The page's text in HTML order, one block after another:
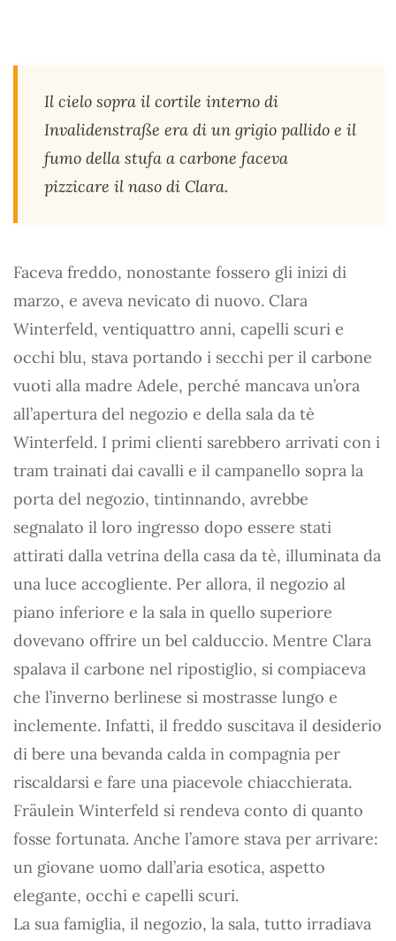
Il cielo sopra il cortile interno di
Invalidenstraße era di un grigio pallido e il
fumo della stufa a carbone faceva
pizzicare il naso di Clara.
Faceva freddo, nonostante fossero gli inizi di
marzo, e aveva nevicato di nuovo. Clara
Winterfeld, ventiquattro anni, capelli scuri e
occhi blu, stava portando i secchi per il carbone
vuoti alla madre Adele, perché mancava un’ora
all’apertura del negozio e della sala da tè
Winterfeld. I primi clienti sarebbero arrivati con i
tram trainati dai cavalli e il campanello sopra la
porta del negozio, tintinnando, avrebbe
segnalato il loro ingresso dopo essere stati
attirati dalla vetrina della casa da tè, illuminata da
una luce accogliente. Per allora, il negozio al
piano inferiore e la sala in quello superiore
dovevano offrire un bel calduccio. Mentre Clara
spalava il carbone nel ripostiglio, si compiaceva
che l’inverno berlinese si mostrasse lungo e
inclemente. Infatti, il freddo suscitava il desiderio
di bere una bevanda calda in compagnia per
riscaldarsi e fare una piacevole chiacchierata.
Fräulein Winterfeld si rendeva conto di quanto
fosse fortunata. Anche l’amore stava per arrivare:
un giovane uomo dall’aria esotica, aspetto
elegante, occhi e capelli scuri.
La sua famiglia, il negozio, la sala, tutto irradiava